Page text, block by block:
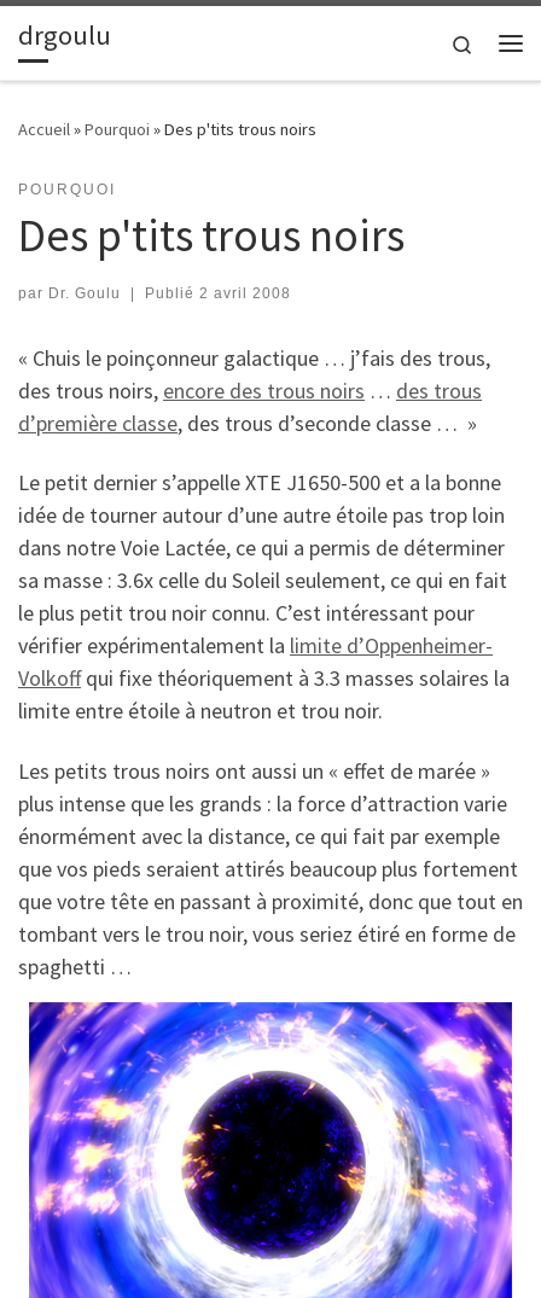
Passer au contenu
drgoulu
Search
Accueil»Pourquoi »Des p'tits trous noirs
POURQUOI
Des p'tits trous noirs
par Dr. Goulu | Publié 2 avril 2008
« Chuis le poinçonneur galactique … j’fais des trous,
des trous noirs, encore des trous noirs … des trous
d’première classe, des trous d’seconde classe … »
Le petit dernier s’appelle XTE J1650-500 et a la bonne
idée de tourner autour d’une autre étoile pas trop loin
dans notre Voie Lactée, ce qui a permis de déterminer
sa masse : 3.6x celle du Soleil seulement, ce qui en fait
le plus petit trou noir connu. C’est intéressant pour
vérifier expérimentalement la limite d’Oppenheimer-
Volkoffqui fixe théoriquement à 3.3 masses solaires la
limite entre étoile à neutron et trou noir.
Les petits trous noirs ont aussi un « effet de marée »
plus intense que les grands : la force d’attraction varie
énormément avec la distance, ce qui fait par exemple
que vos pieds seraient attirés beaucoup plus fortement
que votre tête en passant à proximité, donc que tout en
tombant vers le trou noir, vous seriez étiré en forme de
spaghetti …